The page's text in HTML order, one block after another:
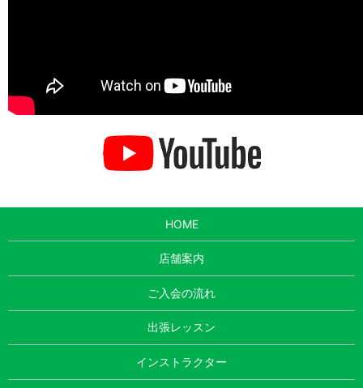
HOME
店舗案内
ご入会の流れ
出張レッスン
インストラクター